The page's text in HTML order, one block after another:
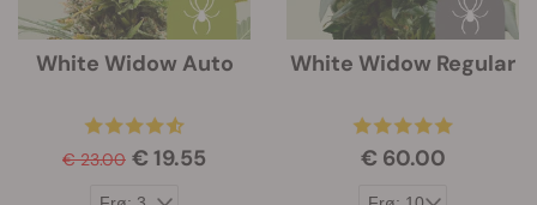
White Widow Auto
€ 23.00 € 19.55
White Widow Regular
€ 60.00